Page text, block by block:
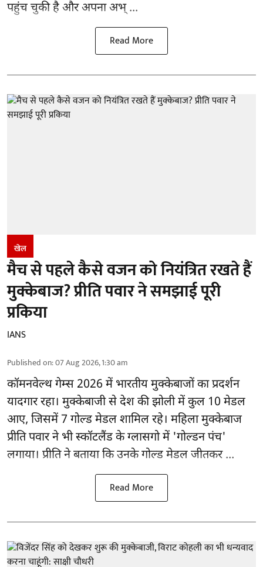
पहुंच चुकी है और अपना अभ् ...
Read More
खेल
मैच से पहले कैसे वजन को नियंत्रित रखते हैं
मुक्केबाज? प्रीति पवार ने समझाई पूरी
प्रकिया
IANS
Published on:07 Aug 2026, 1:30 am
कॉमनवेल्थ गेम्स 2026 में भारतीय मुक्केबाजों का प्रदर्शन
यादगार रहा। मुक्केबाजी से देश की झोली में कुल 10 मेडल
आए, जिसमें 7 गोल्ड मेडल शामिल रहे। महिला मुक्केबाज
प्रीति पवार ने भी स्कॉटलैंड के ग्लासगो में 'गोल्डन पंच'
लगाया। प्रीति ने बताया कि उनके गोल्ड मेडल जीतकर ...
Read More